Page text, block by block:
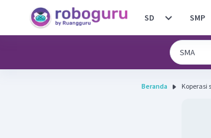
SD SMP
Beranda Koperasi